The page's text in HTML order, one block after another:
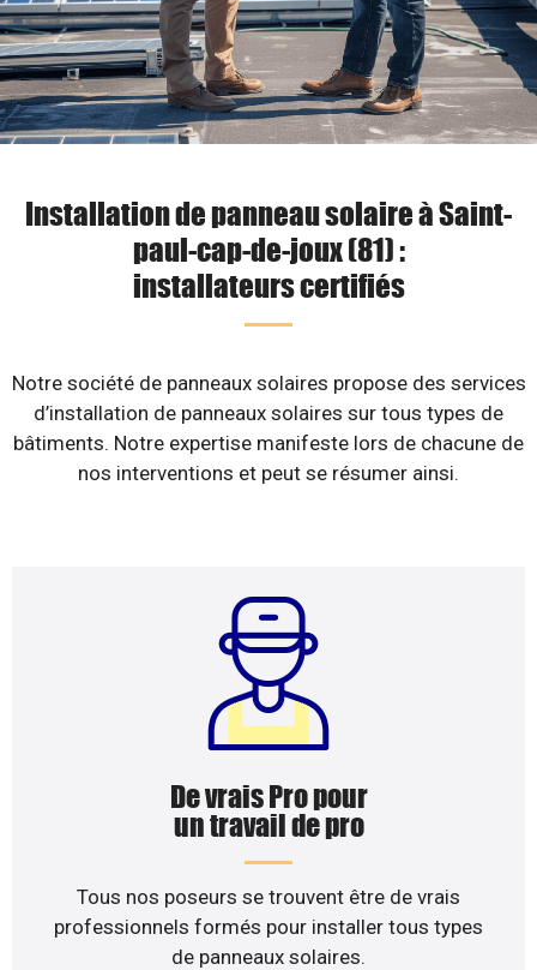
Installation de panneau solaire à Saint-
paul-cap-de-joux (81) :
installateurs certifiés
Notre société de panneaux solaires propose des services
d’installation de panneaux solaires sur tous types de
bâtiments. Notre expertise manifeste lors de chacune de
nos interventions et peut se résumer ainsi.
De vrais Pro pour
un travail de pro
Tous nos poseurs se trouvent être de vrais
professionnels formés pour installer tous types
de panneaux solaires.